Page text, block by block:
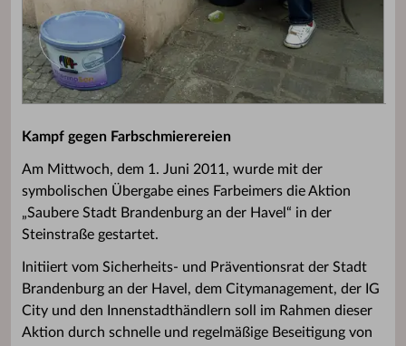
Kampf gegen Farbschmierereien
Am Mittwoch, dem 1. Juni 2011, wurde mit der
symbolischen Übergabe eines Farbeimers die Aktion
„Saubere Stadt Brandenburg an der Havel“ in der
Steinstraße gestartet.
Initiiert vom Sicherheits- und Präventionsrat der Stadt
Brandenburg an der Havel, dem Citymanagement, der IG
City und den Innenstadthändlern soll im Rahmen dieser
Aktion durch schnelle und regelmäßige Beseitigung von